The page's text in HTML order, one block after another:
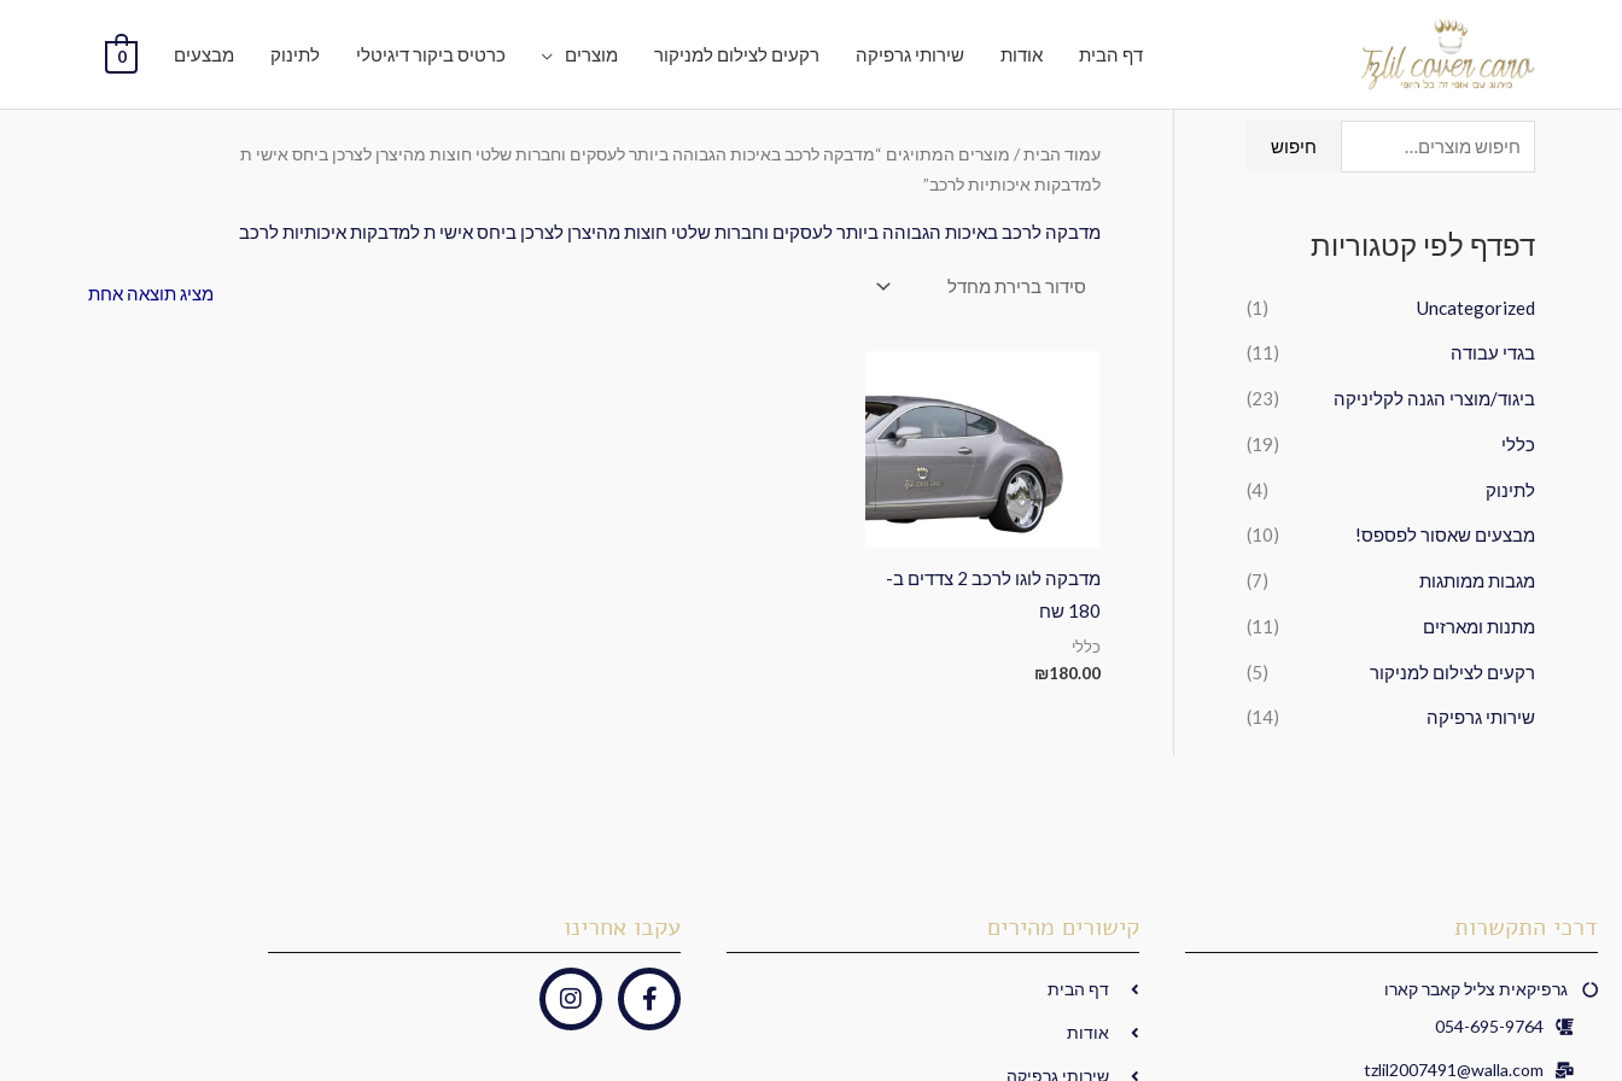
דף הבית אודות שירותי גרפיקה רקעים לצילום למניקור מוצרים כרטיס ביקור דיגיטלי לתינוק מבצעים 0
ח
י
ו
ע
ב
ו
חיפוש
דפדף לפי קטגוריות
Uncategorized
(1)
בגדי עבודה (11)
ביגוד/מוצרי הגנה לקליניקה (23)
כללי (19)
לתינוק (4)
מבצעים שאסור לפספס! (10)
מגבות ממותגות (7)
מתנות ומארזים (11)
רקעים לצילום למניקור (5)
שירותי גרפיקה (14)
עמוד הבית/ מוצרים המתויגים “מדבקה לרכב באיכות הגבוהה ביותר לעסקים וחברות שלטי חוצות מהיצרן לצרכן ביחס אישי ת
למדבקות איכותיות לרכב”
מדבקה לרכב באיכות הגבוהה ביותר לעסקים וחברות שלטי חוצות מהיצרן לצרכן ביחס אישי ת למדבקות איכותיות לרכב
מציג תוצאה אחת
מדבקה לוגו לרכב 2 צדדים ב-
180 שח
כללי
₪180.00
דרכי התקשרות
גרפיקאית צליל קאבר קארו
054-695-9764
tzlil2007491@walla.com
קישורים מהירים
דף הבית
אודות
שירותי גרפיקה
עקבו אחרינו
F
a
I
n